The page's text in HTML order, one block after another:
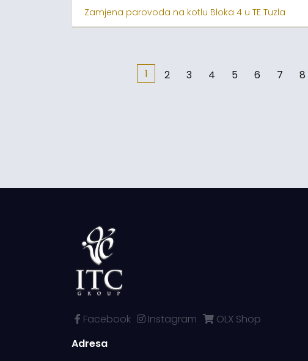
Zamjena parovoda na kotlu Bloka 4 u TE Tuzla
1 2 3 4 5 6 7 8
Facebook Instagram
OLX Shop
Adresa